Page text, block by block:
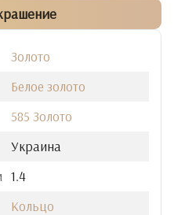
Золото
Белое золото
585 Золото
Украина
1.4
Кольцо